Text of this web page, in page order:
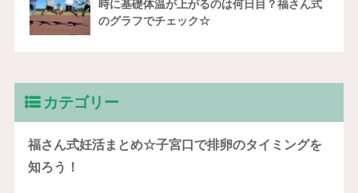
時に基礎体温が上がるのは何日目？福さん式
のグラフでチェック☆
カテゴリー
福さん式妊活まとめ☆子宮口で排卵のタイミングを
知ろう！